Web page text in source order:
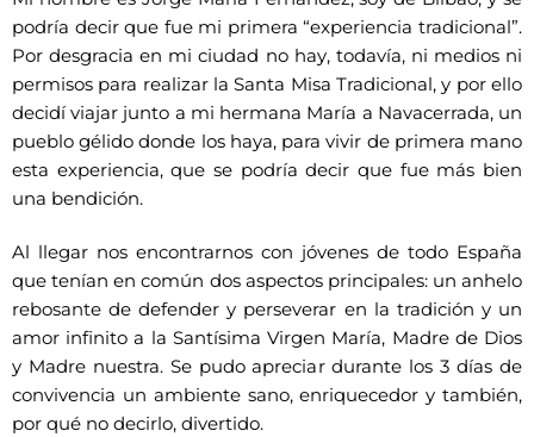
podría decir que fue mi primera “experiencia tradicional”.
Por desgracia en mi ciudad no hay, todavía, ni medios ni
permisos para realizar la Santa Misa Tradicional, y por ello
decidí viajar junto a mi hermana María a Navacerrada, un
pueblo gélido donde los haya, para vivir de primera mano
esta experiencia, que se podría decir que fue más bien
una bendición.
Al llegar nos encontrarnos con jóvenes de todo España
que tenían en común dos aspectos principales: un anhelo
rebosante de defender y perseverar en la tradición y un
amor infinito a la Santísima Virgen María, Madre de Dios
y Madre nuestra. Se pudo apreciar durante los 3 días de
convivencia un ambiente sano, enriquecedor y también,
por qué no decirlo, divertido.